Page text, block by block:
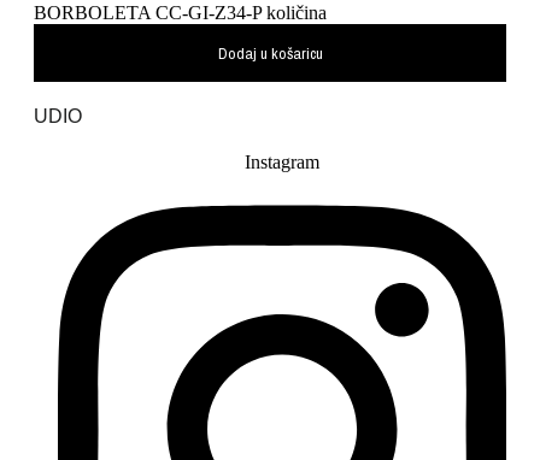
BORBOLETA CC-GI-Z34-P količina
Dodaj u košaricu
UDIO
Instagram